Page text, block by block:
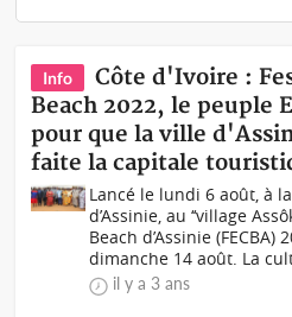
Info
Côte d'Ivoire :
Beach 2022, le peuple
pour que la ville
faite la capitale
Lancé le lundi 6 août, à
d’Assinie, au ‘‘village
Beach d’Assinie (FECBA)
dimanche 14 août. La
il y a 3 ans